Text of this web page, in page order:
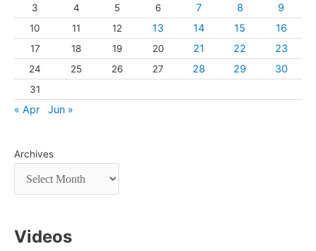
3 4 5 6 7 8 9
10 11 12 13 14 15 16
17 18 19 20 21 22 23
24 25 26 27 28 29 30
31
« Apr Jun »
Archives
Videos